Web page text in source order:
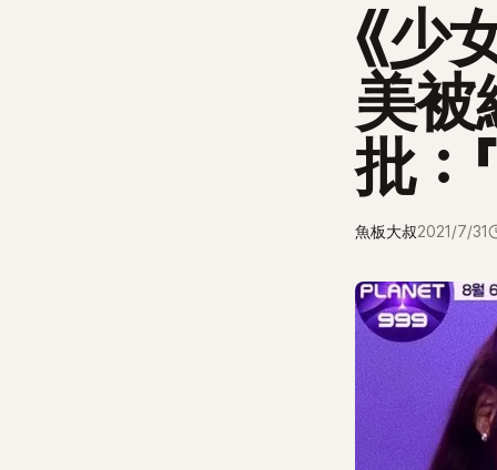
《少
美被
批：
魚板大叔2021/7/31